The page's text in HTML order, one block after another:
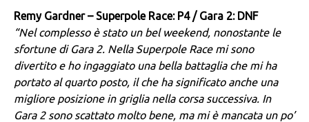
Remy Gardner – Superpole Race: P4 / Gara 2: DNF
“Nel complesso è stato un bel weekend, nonostante le
sfortune di Gara 2. Nella Superpole Race mi sono
divertito e ho ingaggiato una bella battaglia che mi ha
portato al quarto posto, il che ha significato anche una
migliore posizione in griglia nella corsa successiva. In
Gara 2 sono scattato molto bene, ma mi è mancata un po’